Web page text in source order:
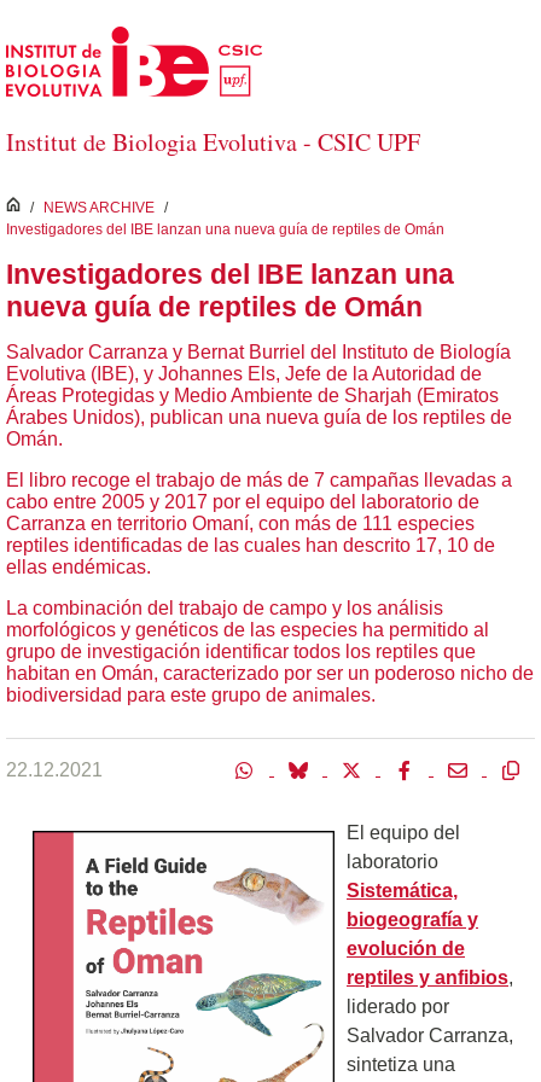
Skip to Main Content
Institut de Biologia Evolutiva - CSIC UPF
inici
/ NEWS ARCHIVE /
Investigadores del IBE lanzan una nueva guía de reptiles de Omán
Investigadores del IBE lanzan una
nueva guía de reptiles de Omán
Salvador Carranza y Bernat Burriel del Instituto de Biología
Evolutiva (IBE), y Johannes Els, Jefe de la Autoridad de
Áreas Protegidas y Medio Ambiente de Sharjah (Emiratos
Árabes Unidos), publican una nueva guía de los reptiles de
Omán.
El libro recoge el trabajo de más de 7 campañas llevadas a
cabo entre 2005 y 2017 por el equipo del laboratorio de
Carranza en territorio Omaní, con más de 111 especies
reptiles identificadas de las cuales han descrito 17, 10 de
ellas endémicas.
La combinación del trabajo de campo y los análisis
morfológicos y genéticos de las especies ha permitido al
grupo de investigación identificar todos los reptiles que
habitan en Omán, caracterizado por ser un poderoso nicho de
biodiversidad para este grupo de animales.
22.12.2021
El equipo del
laboratorio
Sistemática,
biogeografía y
evolución de
reptiles y anfibios,
liderado por
Salvador Carranza,
sintetiza una